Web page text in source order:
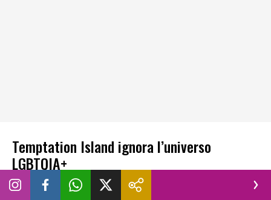
Temptation Island ignora l’universo
LGBTQIA+
Torniamo a Temptation Island che è, sicuramente, più